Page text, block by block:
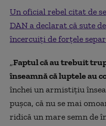
Un oficial rebel citat de
DAN a declarat că sute
încercuiţi de forţele
„Faptul că au trebuit
înseamnă că luptele au
închei un armistiţiu
puşca, că nu se mai
ridică un mare semn de